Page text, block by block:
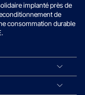
implanté près de
de
consommation durable